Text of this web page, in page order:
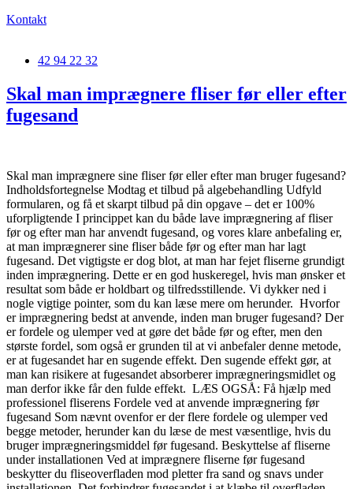
Kontakt
42 94 22 32
Skal man imprægnere fliser før eller efter
fugesand
Skal man imprægnere sine fliser før eller efter man bruger fugesand?
Indholdsfortegnelse Modtag et tilbud på algebehandling Udfyld
formularen, og få et skarpt tilbud på din opgave – det er 100%
uforpligtende I princippet kan du både lave imprægnering af fliser
før og efter man har anvendt fugesand, og vores klare anbefaling er,
at man imprægnerer sine fliser både før og efter man har lagt
fugesand. Det vigtigste er dog blot, at man har fejet fliserne grundigt
inden imprægnering. Dette er en god huskeregel, hvis man ønsker et
resultat som både er holdbart og tilfredsstillende. Vi dykker ned i
nogle vigtige pointer, som du kan læse mere om herunder. Hvorfor
er imprægnering bedst at anvende, inden man bruger fugesand? Der
er fordele og ulemper ved at gøre det både før og efter, men den
største fordel, som også er grunden til at vi anbefaler denne metode,
er at fugesandet har en sugende effekt. Den sugende effekt gør, at
man kan risikere at fugesandet absorberer imprægneringsmidlet og
man derfor ikke får den fulde effekt. LÆS OGSÅ: Få hjælp med
professionel fliserens Fordele ved at anvende imprægnering før
fugesand Som nævnt ovenfor er der flere fordele og ulemper ved
begge metoder, herunder kan du læse de mest væsentlige, hvis du
bruger imprægneringsmiddel før fugesand. Beskyttelse af fliserne
under installationen Ved at imprægnere fliserne før fugesand
beskytter du fliseoverfladen mod pletter fra sand og snavs under